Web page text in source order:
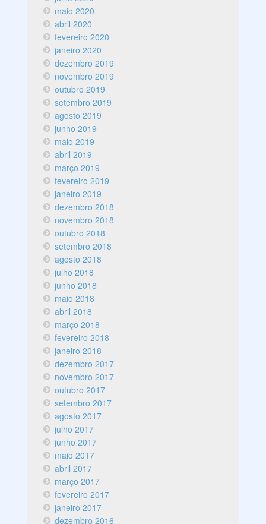
maio 2020
abril 2020
fevereiro 2020
janeiro 2020
dezembro 2019
novembro 2019
outubro 2019
setembro 2019
agosto 2019
junho 2019
maio 2019
abril 2019
março 2019
fevereiro 2019
janeiro 2019
dezembro 2018
novembro 2018
outubro 2018
setembro 2018
agosto 2018
julho 2018
junho 2018
maio 2018
abril 2018
março 2018
fevereiro 2018
janeiro 2018
dezembro 2017
novembro 2017
outubro 2017
setembro 2017
agosto 2017
julho 2017
junho 2017
maio 2017
abril 2017
março 2017
fevereiro 2017
janeiro 2017
dezembro 2016